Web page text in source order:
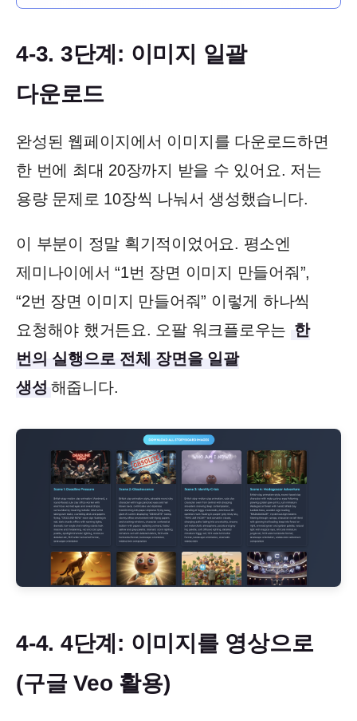
4-3. 3단계: 이미지 일괄
다운로드
완성된 웹페이지에서 이미지를 다운로드하면
한 번에 최대 20장까지 받을 수 있어요. 저는
용량 문제로 10장씩 나눠서 생성했습니다.
이 부분이 정말 획기적이었어요. 평소엔
제미나이에서 “1번 장면 이미지 만들어줘”,
“2번 장면 이미지 만들어줘” 이렇게 하나씩
요청해야 했거든요. 오팔 워크플로우는 한
번의 실행으로 전체 장면을 일괄
생성 해줍니다.
4-4. 4단계: 이미지를 영상으로
(구글 Veo 활용)